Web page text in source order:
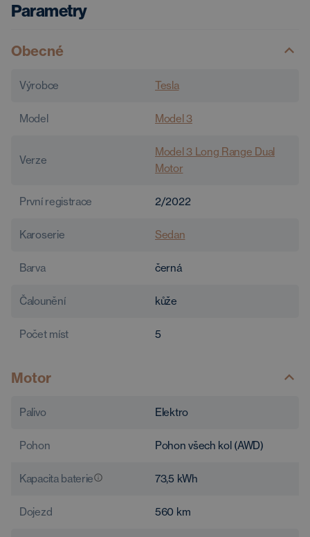
Parametry
Obecné
Výrobce Tesla
Model Model 3
Verze
Model 3 Long Range Dual
Motor
První registrace 2/2022
Karoserie Sedan
Barva černá
Čalounění kůže
Počet míst 5
Motor
Palivo Elektro
Pohon Pohon všech kol (AWD)
Kapacita baterie 73,5 kWh
Dojezd 560 km